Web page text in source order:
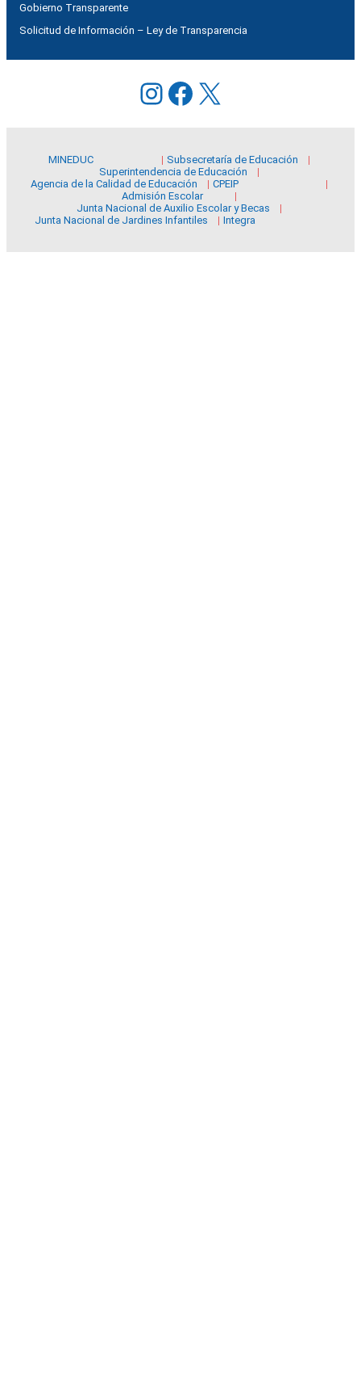
Gobierno Transparente
Solicitud de Información – Ley de Transparencia
Instagram
Facebook
X
MINEDUC
Subsecretaría de Educación
Superintendencia de Educación
Agencia de la Calidad de Educación
CPEIP
Admisión Escolar
Junta Nacional de Auxilio Escolar y Becas
Junta Nacional de Jardines Infantiles
Integra